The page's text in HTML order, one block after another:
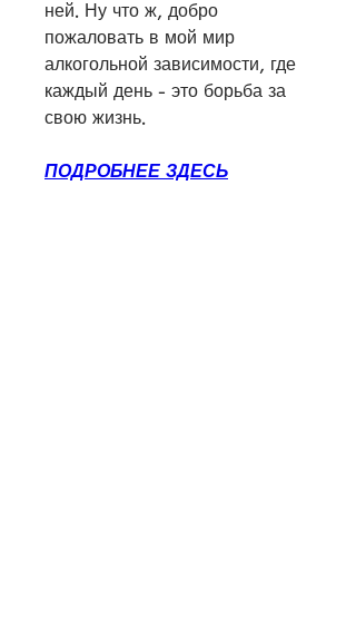
ней. Ну что ж, добро
пожаловать в мой мир
алкогольной зависимости, где
каждый день - это борьба за
свою жизнь.
ПОДРОБНЕЕ ЗДЕСЬ